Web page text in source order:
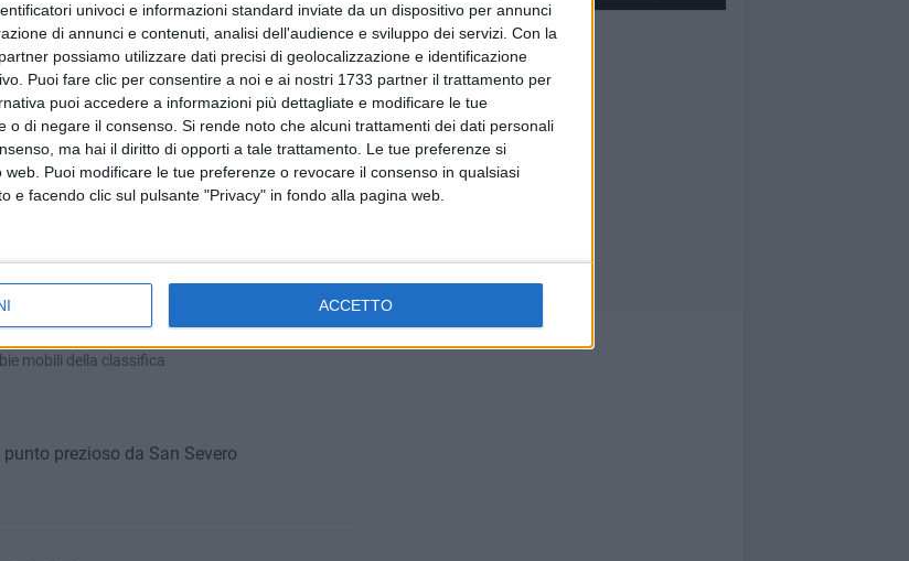
univoci e informazioni standard inviate da un dispositivo per annunci
di annunci e contenuti, analisi dell'audience e sviluppo dei servizi. Con la
possiamo utilizzare dati precisi di geolocalizzazione e identificazione
Puoi fare clic per consentire a noi e ai nostri 1733 partner il trattamento per
puoi accedere a informazioni più dettagliate e modificare le tue
o di negare il consenso. Si rende noto che alcuni trattamenti dei dati personali
ma hai il diritto di opporti a tale trattamento. Le tue preferenze si
Puoi modificare le tue preferenze o revocare il consenso in qualsiasi
e facendo clic sul pulsante "Privacy" in fondo alla pagina web.
ACCETTO
«Progetto in crescita»
finisce 12-6
contro il Catanzaro
calcio d'inizio alle 19
è del Pucetta
mobili della classifica
prezioso da San Severo